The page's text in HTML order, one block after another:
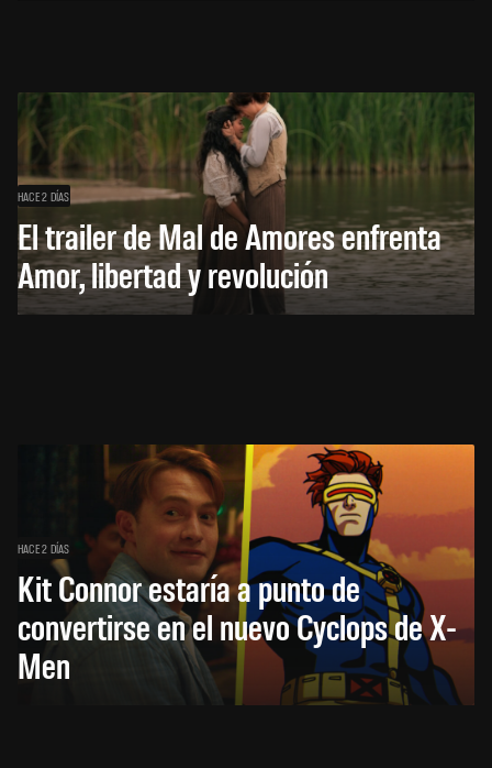
HACE 2 DÍAS
El trailer de Mal de Amores enfrenta
Amor, libertad y revolución
HACE 2 DÍAS
Kit Connor estaría a punto de
convertirse en el nuevo Cyclops de X-
Men